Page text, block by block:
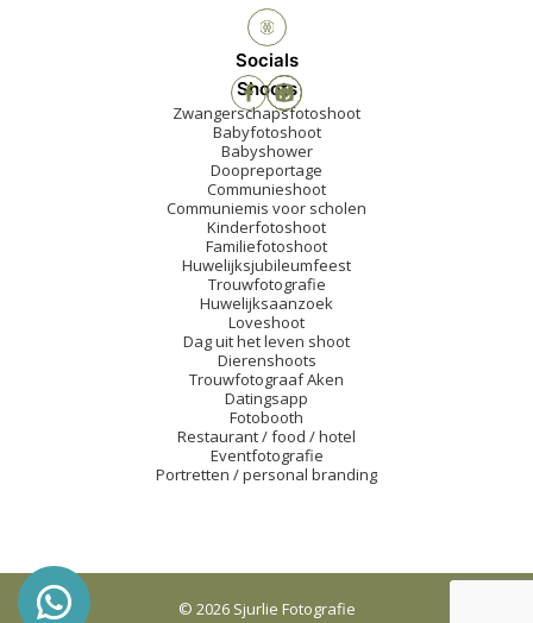
Socials
Shoots
Zwangerschapsfotoshoot
Babyfotoshoot
Babyshower
Doopreportage
Communieshoot
Communiemis voor scholen
Kinderfotoshoot
Familiefotoshoot
Huwelijksjubileumfeest
Trouwfotografie
Huwelijksaanzoek
Loveshoot
Dag uit het leven shoot
Dierenshoots
Trouwfotograaf Aken
Datingsapp
Fotobooth
Restaurant / food / hotel
Eventfotografie
Portretten / personal branding
© 2026 Sjurlie Fotografie